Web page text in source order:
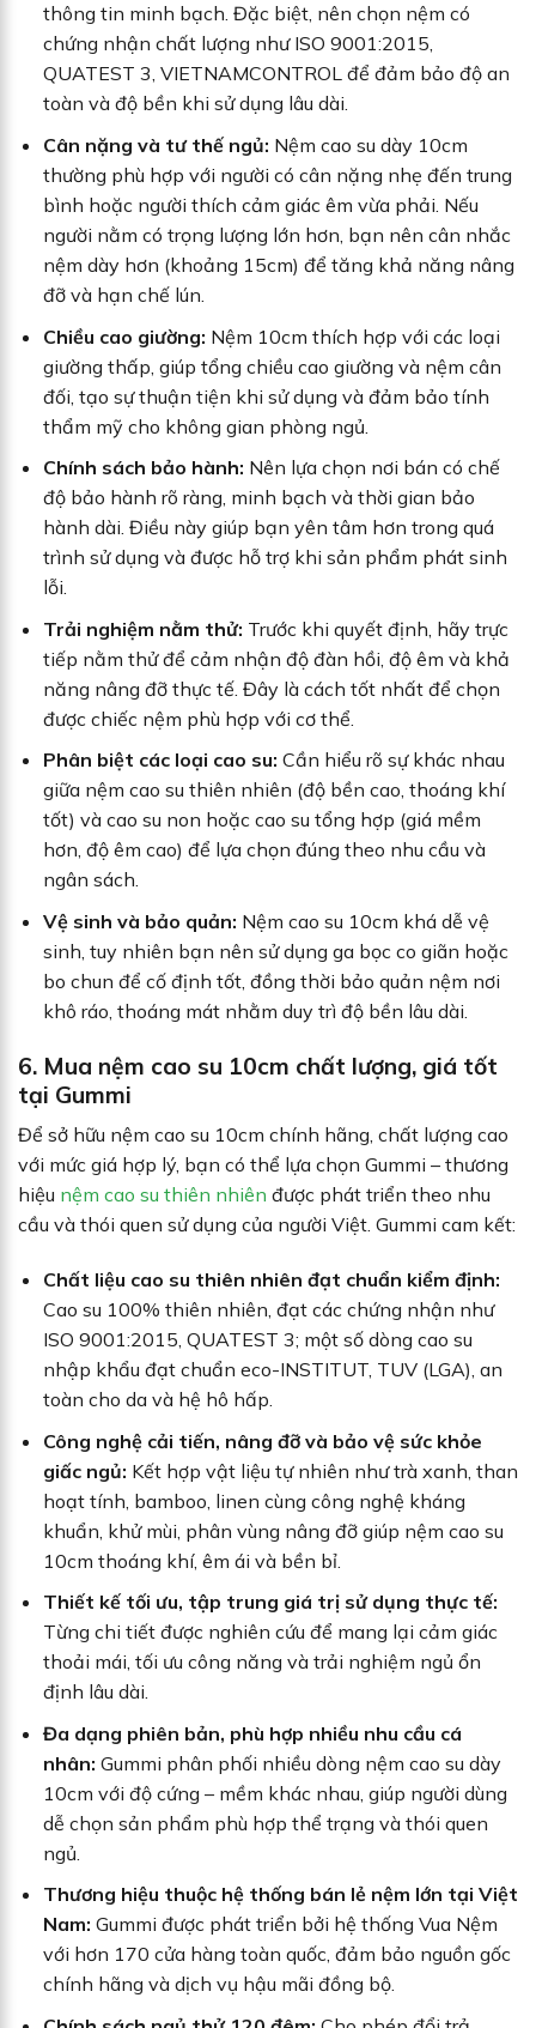
thông tin minh bạch. Đặc biệt, nên chọn nệm có
chứng nhận chất lượng như ISO 9001:2015,
QUATEST 3, VIETNAMCONTROL để đảm bảo độ an
toàn và độ bền khi sử dụng lâu dài.
Cân nặng và tư thế ngủ: Nệm cao su dày 10cm
thường phù hợp với người có cân nặng nhẹ đến trung
bình hoặc người thích cảm giác êm vừa phải. Nếu
người nằm có trọng lượng lớn hơn, bạn nên cân nhắc
nệm dày hơn (khoảng 15cm) để tăng khả năng nâng
đỡ và hạn chế lún.
Chiều cao giường: Nệm 10cm thích hợp với các loại
giường thấp, giúp tổng chiều cao giường và nệm cân
đối, tạo sự thuận tiện khi sử dụng và đảm bảo tính
thẩm mỹ cho không gian phòng ngủ.
Chính sách bảo hành: Nên lựa chọn nơi bán có chế
độ bảo hành rõ ràng, minh bạch và thời gian bảo
hành dài. Điều này giúp bạn yên tâm hơn trong quá
trình sử dụng và được hỗ trợ khi sản phẩm phát sinh
lỗi.
Trải nghiệm nằm thử: Trước khi quyết định, hãy trực
tiếp nằm thử để cảm nhận độ đàn hồi, độ êm và khả
năng nâng đỡ thực tế. Đây là cách tốt nhất để chọn
được chiếc nệm phù hợp với cơ thể.
Phân biệt các loại cao su: Cần hiểu rõ sự khác nhau
giữa nệm cao su thiên nhiên (độ bền cao, thoáng khí
tốt) và cao su non hoặc cao su tổng hợp (giá mềm
hơn, độ êm cao) để lựa chọn đúng theo nhu cầu và
ngân sách.
Vệ sinh và bảo quản: Nệm cao su 10cm khá dễ vệ
sinh, tuy nhiên bạn nên sử dụng ga bọc co giãn hoặc
bo chun để cố định tốt, đồng thời bảo quản nệm nơi
khô ráo, thoáng mát nhằm duy trì độ bền lâu dài.
6. Mua nệm cao su 10cm chất lượng, giá tốt
tại Gummi
Để sở hữu nệm cao su 10cm chính hãng, chất lượng cao
với mức giá hợp lý, bạn có thể lựa chọn Gummi – thương
hiệu nệm cao su thiên nhiên được phát triển theo nhu
cầu và thói quen sử dụng của người Việt. Gummi cam kết:
Chất liệu cao su thiên nhiên đạt chuẩn kiểm định:
Cao su 100% thiên nhiên, đạt các chứng nhận như
ISO 9001:2015, QUATEST 3; một số dòng cao su
nhập khẩu đạt chuẩn eco-INSTITUT, TUV (LGA), an
toàn cho da và hệ hô hấp.
Công nghệ cải tiến, nâng đỡ và bảo vệ sức khỏe
giấc ngủ: Kết hợp vật liệu tự nhiên như trà xanh, than
hoạt tính, bamboo, linen cùng công nghệ kháng
khuẩn, khử mùi, phân vùng nâng đỡ giúp nệm cao su
10cm thoáng khí, êm ái và bền bỉ.
Thiết kế tối ưu, tập trung giá trị sử dụng thực tế:
Từng chi tiết được nghiên cứu để mang lại cảm giác
thoải mái, tối ưu công năng và trải nghiệm ngủ ổn
định lâu dài.
Đa dạng phiên bản, phù hợp nhiều nhu cầu cá
nhân: Gummi phân phối nhiều dòng nệm cao su dày
10cm với độ cứng – mềm khác nhau, giúp người dùng
dễ chọn sản phẩm phù hợp thể trạng và thói quen
ngủ.
Thương hiệu thuộc hệ thống bán lẻ nệm lớn tại Việt
Nam: Gummi được phát triển bởi hệ thống Vua Nệm
với hơn 170 cửa hàng toàn quốc, đảm bảo nguồn gốc
chính hãng và dịch vụ hậu mãi đồng bộ.